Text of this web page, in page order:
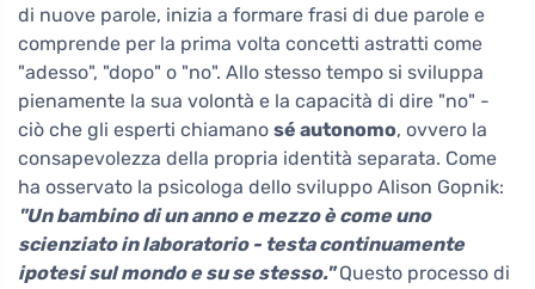
di nuove parole, inizia a formare frasi di due parole e
comprende per la prima volta concetti astratti come
"adesso", "dopo" o "no". Allo stesso tempo si sviluppa
pienamente la sua volontà e la capacità di dire "no" -
ciò che gli esperti chiamano sé autonomo, ovvero la
consapevolezza della propria identità separata. Come
ha osservato la psicologa dello sviluppo Alison Gopnik:
"Un bambino di un anno e mezzo è come uno
scienziato in laboratorio - testa continuamente
ipotesi sul mondo e su se stesso."Questo processo di